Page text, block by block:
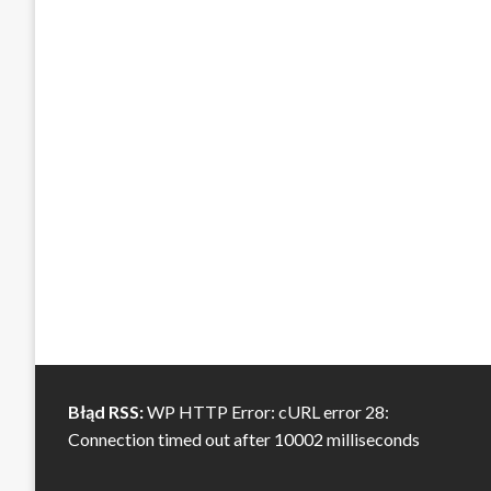
Błąd RSS:WP HTTP Error: cURL error 28:
Connection timed out after 10002 milliseconds